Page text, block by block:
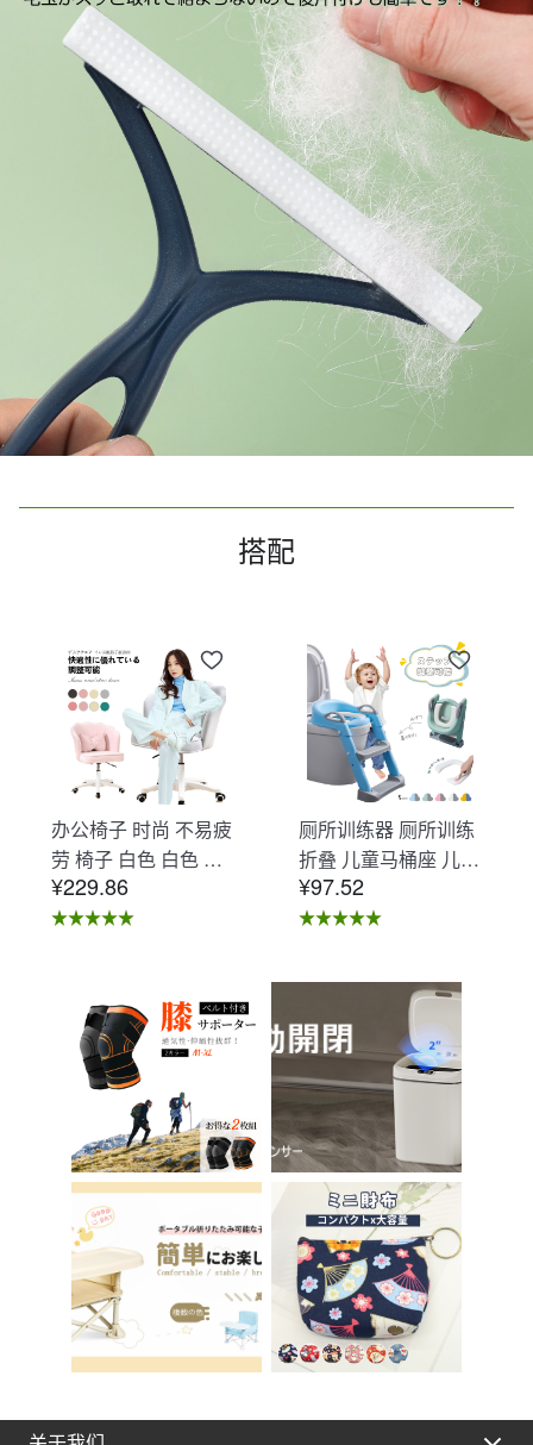
搭配
办公椅子 时尚 不易疲
劳 椅子 白色 白色 办
公椅子 不易疲劳 学习
椅 北欧 儿童 椅子 学
椅子 在家办公 Asher
Brilliant C-56
¥229.86
厕所训练器 厕所训练
折叠 儿童马桶座 儿童
马桶辅助 收纳式马桶
座 小孩马桶座 儿童厕
女孩 儿童 孩子 儿童
马桶训练 免邮 踏步器
厕所
¥97.52